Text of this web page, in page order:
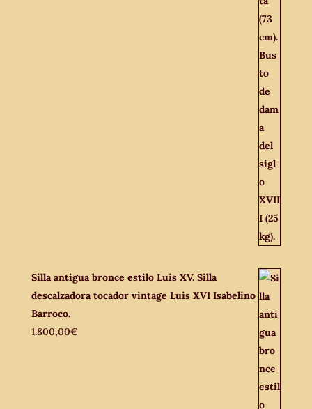
Silla antigua bronce estilo Luis XV. Silla
descalzadora tocador vintage Luis XVI Isabelino
Barroco.
1.800,00€